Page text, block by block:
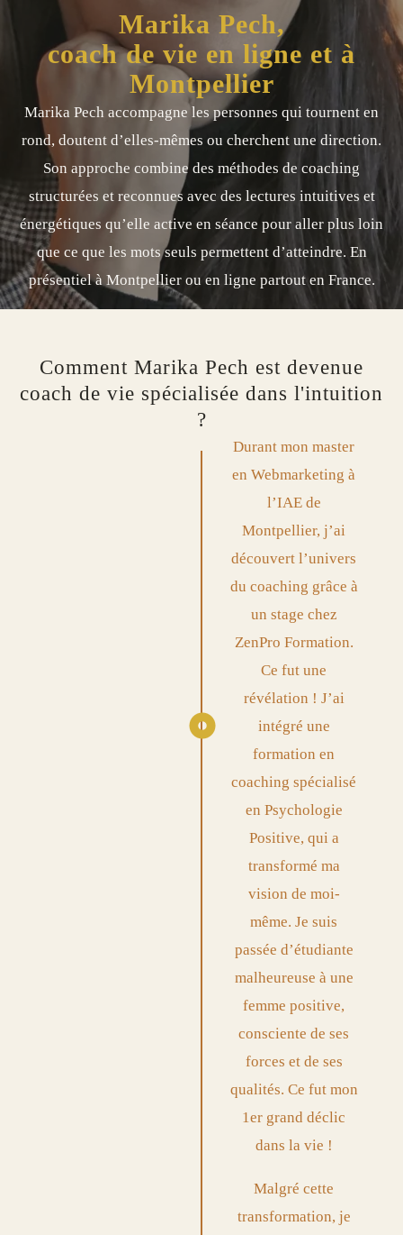
Marika Pech,
coach de vie en ligne et à
Montpellier
Marika Pech accompagne les personnes qui tournent en
rond, doutent d’elles-mêmes ou cherchent une direction.
Son approche combine des méthodes de coaching
structurées et reconnues avec des lectures intuitives et
énergétiques qu’elle active en séance pour aller plus loin
que ce que les mots seuls permettent d’atteindre. En
présentiel à Montpellier ou en ligne partout en France.
Comment Marika Pech est devenue
coach de vie spécialisée dans l'intuition
?
Durant mon master
en Webmarketing à
l’IAE de
Montpellier, j’ai
découvert l’univers
du coaching grâce à
un stage chez
ZenPro Formation.
Ce fut une
révélation ! J’ai
intégré une
formation en
coaching spécialisé
en Psychologie
Positive, qui a
transformé ma
vision de moi-
même. Je suis
passée d’étudiante
malheureuse à une
femme positive,
consciente de ses
forces et de ses
qualités. Ce fut mon
1er grand déclic
dans la vie !
Malgré cette
transformation, je